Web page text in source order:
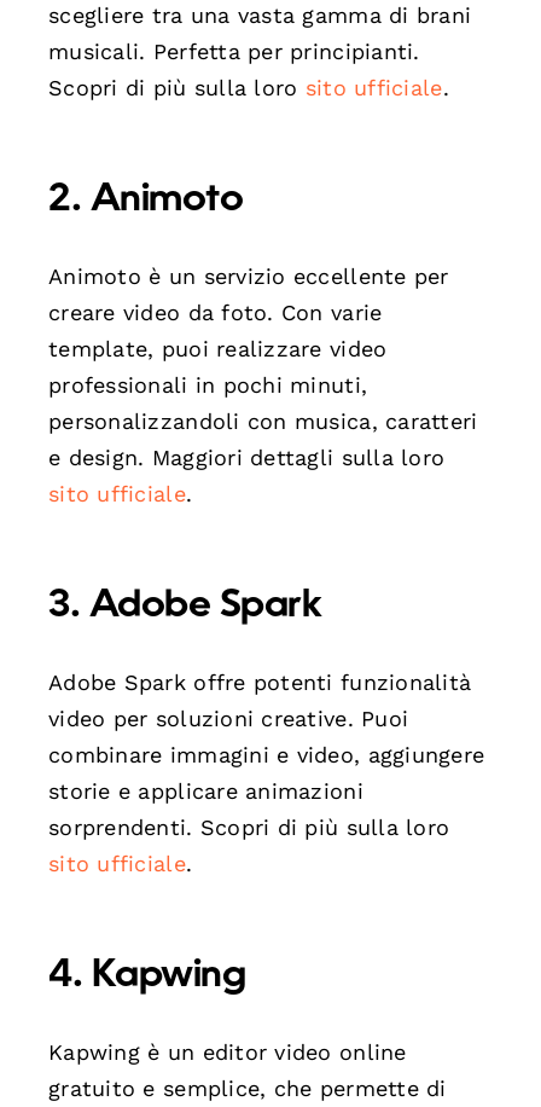
scegliere tra una vasta gamma di brani
musicali. Perfetta per principianti.
Scopri di più sulla loro sito ufficiale.
2. Animoto
Animoto è un servizio eccellente per
creare video da foto. Con varie
template, puoi realizzare video
professionali in pochi minuti,
personalizzandoli con musica, caratteri
e design. Maggiori dettagli sulla loro
sito ufficiale.
3. Adobe Spark
Adobe Spark offre potenti funzionalità
video per soluzioni creative. Puoi
combinare immagini e video, aggiungere
storie e applicare animazioni
sorprendenti. Scopri di più sulla loro
sito ufficiale.
4. Kapwing
Kapwing è un editor video online
gratuito e semplice, che permette di